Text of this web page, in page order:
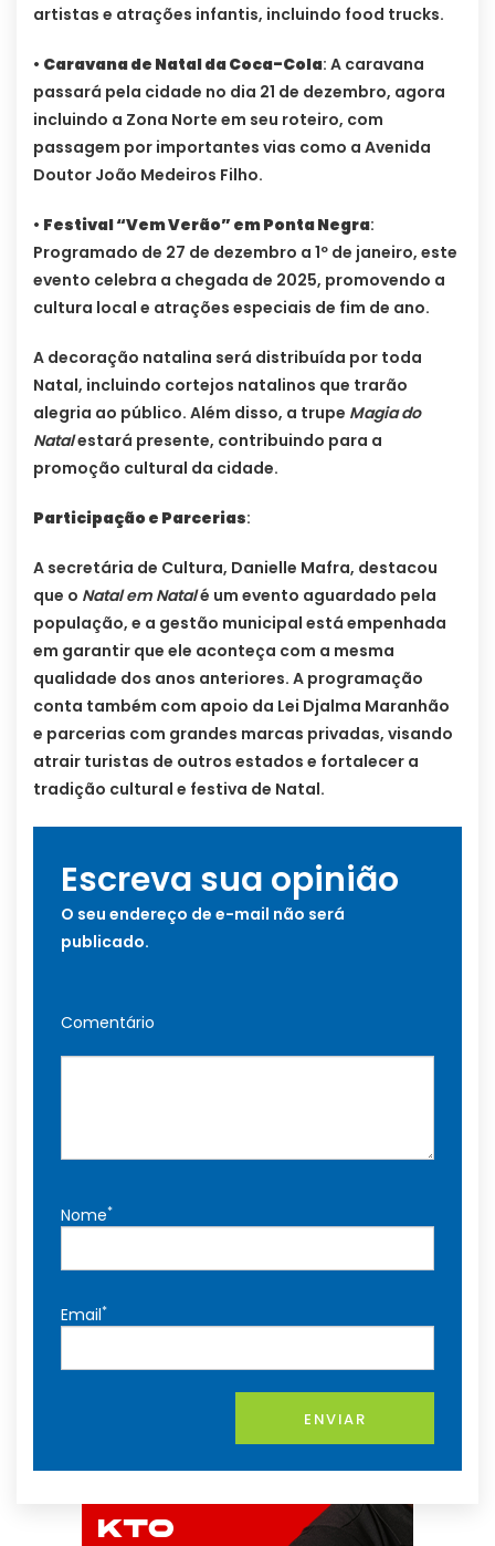
artistas e atrações infantis, incluindo food trucks.
• Caravana de Natal da Coca-Cola: A caravana
passará pela cidade no dia 21 de dezembro, agora
incluindo a Zona Norte em seu roteiro, com
passagem por importantes vias como a Avenida
Doutor João Medeiros Filho.
• Festival “Vem Verão” em Ponta Negra:
Programado de 27 de dezembro a 1º de janeiro, este
evento celebra a chegada de 2025, promovendo a
cultura local e atrações especiais de fim de ano.
A decoração natalina será distribuída por toda
Natal, incluindo cortejos natalinos que trarão
alegria ao público. Além disso, a trupe Magia do
Natalestará presente, contribuindo para a
promoção cultural da cidade.
Participação e Parcerias:
A secretária de Cultura, Danielle Mafra, destacou
que o Natal em Natalé um evento aguardado pela
população, e a gestão municipal está empenhada
em garantir que ele aconteça com a mesma
qualidade dos anos anteriores. A programação
conta também com apoio da Lei Djalma Maranhão
e parcerias com grandes marcas privadas, visando
atrair turistas de outros estados e fortalecer a
tradição cultural e festiva de Natal.
Escreva sua opinião
O seu endereço de e-mail não será
publicado.
Comentário
Nome*
Email*
ENVIAR